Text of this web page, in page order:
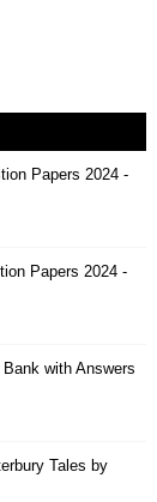
Papers 2024 -
Papers 2024 -
with Answers
Tales by